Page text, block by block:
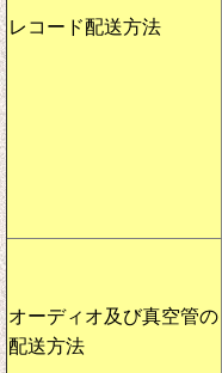
レコード配送方法
オーディオ及び真空管の
配送方法